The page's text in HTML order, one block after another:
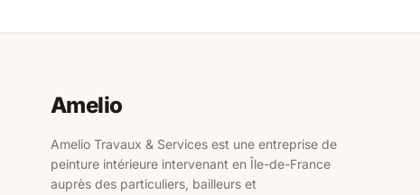
Amelio
Amelio Travaux & Services est une entreprise de
peinture intérieure intervenant en Île-de-France
auprès des particuliers, bailleurs et